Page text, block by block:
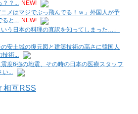
？... NEW!
メはマジでぶっ飛んでる！ｗ」外国人が予
ると... NEW!
う日本の料理の直訳を知ってしまった…」
安土城の復元図と建築技術の高さに韓国人
技術...
度6強の地震、その時の日本の医療スタッフ
い...
相互RSS